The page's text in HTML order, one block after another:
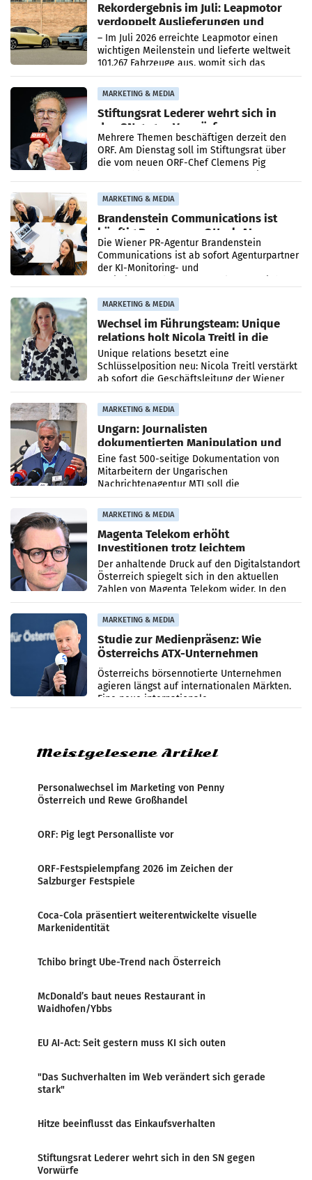
Rekordergebnis im Juli: Leapmotor
verdoppelt Auslieferungen und
überschreitet die 100.000er-Marke
– Im Juli 2026 erreichte Leapmotor einen
wichtigen Meilenstein und lieferte weltweit
101.267 Fahrzeuge aus, womit sich das
Ergebnis gegenüber Juli 2025 mehr als
verdoppelte (+102
MARKETING & MEDIA
Stiftungsrat Lederer wehrt sich in
den SN gegen Vorwürfe
Mehrere Themen beschäftigen derzeit den
ORF. Am Dienstag soll im Stiftungsrat über
die vom neuen ORF-Chef Clemens Pig
MARKETING & MEDIA
Brandenstein Communications ist
künftig Partner von OtterlyAI
Die Wiener PR-Agentur Brandenstein
Communications ist ab sofort Agenturpartner
der KI-Monitoring- und
MARKETING & MEDIA
Wechsel im Führungsteam: Unique
relations holt Nicola Treitl in die
Geschäftsleitung
Unique relations besetzt eine
Schlüsselposition neu: Nicola Treitl verstärkt
ab sofort die Geschäftsleitung der Wiener
PR-Agentur an der Seite von Josef Kalina und
Anna Kalina-Mahr.
MARKETING & MEDIA
Ungarn: Journalisten
dokumentierten Manipulation und
Zensur
Eine fast 500-seitige Dokumentation von
Mitarbeitern der Ungarischen
Nachrichtenagentur MTI soll die
systematische Nachrichten-Manipulation und
Zensur bei der Agentur während der Zeit
MARKETING & MEDIA
Magenta Telekom erhöht
Investitionen trotz leichtem
Umsatzrückgang
Der anhaltende Druck auf den Digitalstandort
Österreich spiegelt sich in den aktuellen
Zahlen von Magenta Telekom wider. In den
ersten sechs Monaten des laufenden Jahres
verzeichnete
MARKETING & MEDIA
Studie zur Medienpräsenz: Wie
Österreichs ATX-Unternehmen
international wahrgenommen
werden
Österreichs börsennotierte Unternehmen
agieren längst auf internationalen Märkten.
Eine neue internationale
Medienresonanzanalyse untersucht die
Meistgelesene Artikel
Personalwechsel im Marketing von Penny
Österreich und Rewe Großhandel
ORF: Pig legt Personalliste vor
ORF-Festspielempfang 2026 im Zeichen der
Salzburger Festspiele
Coca-Cola präsentiert weiterentwickelte visuelle
Markenidentität
Tchibo bringt Ube-Trend nach Österreich
McDonald’s baut neues Restaurant in
Waidhofen/Ybbs
EU AI-Act: Seit gestern muss KI sich outen
"Das Suchverhalten im Web verändert sich gerade
stark"
Hitze beeinflusst das Einkaufsverhalten
Stiftungsrat Lederer wehrt sich in den SN gegen
Vorwürfe